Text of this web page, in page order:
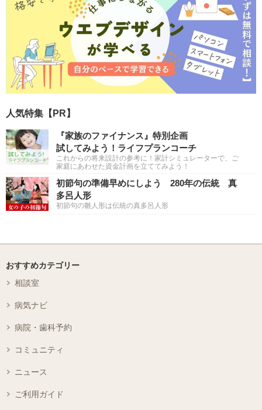
人気特集【PR】
『家族のファイナンス』特別企画
試してみよう！ライフプランコーチ
これからの将来設計の参考に！家計シミュレーターで、ご
家庭にあわせた資金計画を立ててみよう！
初節句の準備早めにしよう 280年の伝統 真
多呂人形
初節句の雛人形は伝統の真多呂人形
おすすめカテゴリー
相談室
病気ナビ
病院・歯科予約
コミュニティ
ニュース
ご利用ガイド